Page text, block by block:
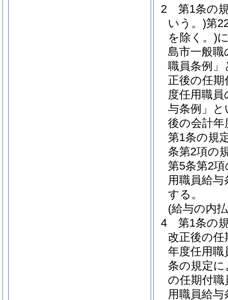
2
第1条の
いう。)第
を除く。)
島市一般職
職員条例」
正後の任
度任用職
与条例」と
後の会計年
第1条の規
条第2項の
第5条第2
用職員給
する。
(給与の内
4
第1条の
改正後の
年度任用
条の規定
の任期付
用職員給